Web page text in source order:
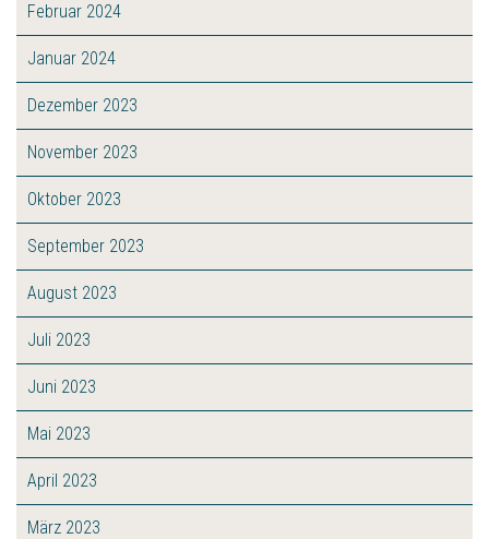
Februar 2024
Januar 2024
Dezember 2023
November 2023
Oktober 2023
September 2023
August 2023
Juli 2023
Juni 2023
Mai 2023
April 2023
März 2023